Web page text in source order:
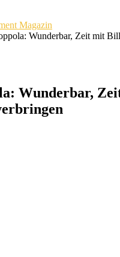
Magazin
Wunderbar, Zeit mit
Wunderbar,